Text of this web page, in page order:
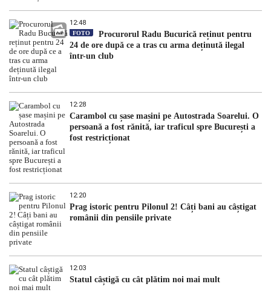
12:48
FOTO
Procurorul Radu Bucurică reținut pentru
24 de ore după ce a tras cu arma deținută ilegal
într-un club
12:28
Carambol cu șase mașini pe Autostrada Soarelui. O
persoană a fost rănită, iar traficul spre București a
fost restricționat
12:20
Prag istoric pentru Pilonul 2! Câți bani au câștigat
românii din pensiile private
12:03
Statul câștigă cu cât plătim noi mai mult